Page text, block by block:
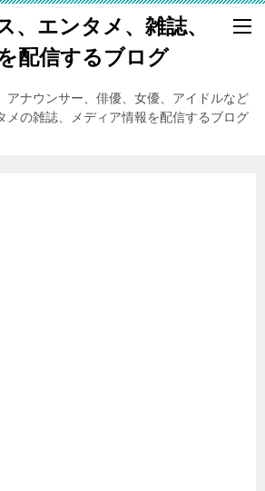
、エンタメ、雑誌、
配信するブログ
アナウンサー、俳優、女優、アイドルなど
メの雑誌、メディア情報を配信するブログ